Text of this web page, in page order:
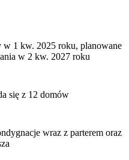
w 1 kw. 2025 roku, planowane
w 2 kw. 2027 roku
się z 12 domów
wraz z parterem oraz